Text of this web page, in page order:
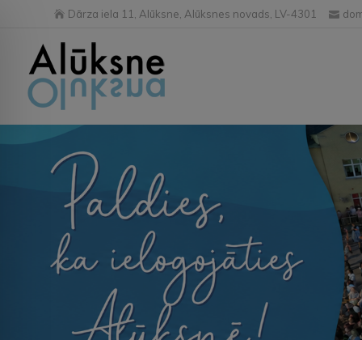
Dārza iela 11, Alūksne, Alūksnes novads, LV-4301